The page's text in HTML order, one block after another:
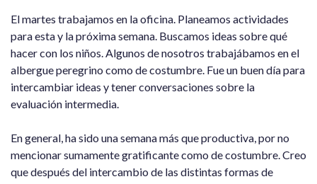
El martes trabajamos en la oficina. Planeamos actividades
para esta y la próxima semana. Buscamos ideas sobre qué
hacer con los niños. Algunos de nosotros trabajábamos en el
albergue peregrino como de costumbre. Fue un buen día para
intercambiar ideas y tener conversaciones sobre la
evaluación intermedia.
En general, ha sido una semana más que productiva, por no
mencionar sumamente gratificante como de costumbre. Creo
que después del intercambio de las distintas formas de